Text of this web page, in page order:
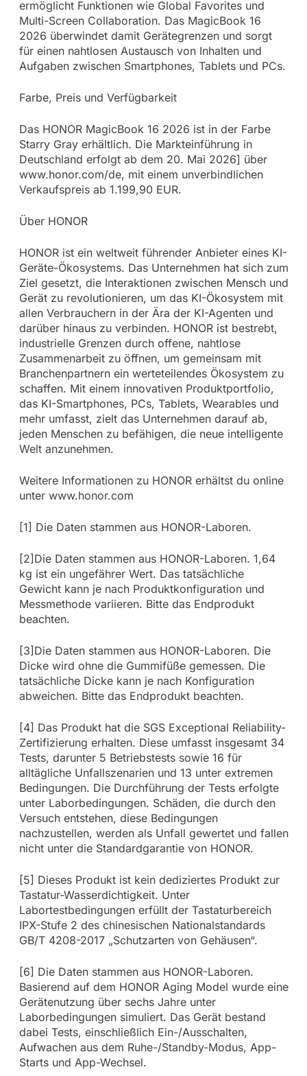
ermöglicht Funktionen wie Global Favorites und
Multi-Screen Collaboration. Das MagicBook 16
2026 überwindet damit Gerätegrenzen und sorgt
für einen nahtlosen Austausch von Inhalten und
Aufgaben zwischen Smartphones, Tablets und PCs.
Farbe, Preis und Verfügbarkeit
Das HONOR MagicBook 16 2026 ist in der Farbe
Starry Gray erhältlich. Die Markteinführung in
Deutschland erfolgt ab dem 20. Mai 2026] über
www.honor.com/de, mit einem unverbindlichen
Verkaufspreis ab 1.199,90 EUR.
Über HONOR
HONOR ist ein weltweit führender Anbieter eines KI-
Geräte-Ökosystems. Das Unternehmen hat sich zum
Ziel gesetzt, die Interaktionen zwischen Mensch und
Gerät zu revolutionieren, um das KI-Ökosystem mit
allen Verbrauchern in der Ära der KI-Agenten und
darüber hinaus zu verbinden. HONOR ist bestrebt,
industrielle Grenzen durch offene, nahtlose
Zusammenarbeit zu öffnen, um gemeinsam mit
Branchenpartnern ein werteteilendes Ökosystem zu
schaffen. Mit einem innovativen Produktportfolio,
das KI-Smartphones, PCs, Tablets, Wearables und
mehr umfasst, zielt das Unternehmen darauf ab,
jeden Menschen zu befähigen, die neue intelligente
Welt anzunehmen.
Weitere Informationen zu HONOR erhältst du online
unter www.honor.com
[1] Die Daten stammen aus HONOR-Laboren.
[2]Die Daten stammen aus HONOR-Laboren. 1,64
kg ist ein ungefährer Wert. Das tatsächliche
Gewicht kann je nach Produktkonfiguration und
Messmethode variieren. Bitte das Endprodukt
beachten.
[3]Die Daten stammen aus HONOR-Laboren. Die
Dicke wird ohne die Gummifüße gemessen. Die
tatsächliche Dicke kann je nach Konfiguration
abweichen. Bitte das Endprodukt beachten.
[4] Das Produkt hat die SGS Exceptional Reliability-
Zertifizierung erhalten. Diese umfasst insgesamt 34
Tests, darunter 5 Betriebstests sowie 16 für
alltägliche Unfallszenarien und 13 unter extremen
Bedingungen. Die Durchführung der Tests erfolgte
unter Laborbedingungen. Schäden, die durch den
Versuch entstehen, diese Bedingungen
nachzustellen, werden als Unfall gewertet und fallen
nicht unter die Standardgarantie von HONOR.
[5] Dieses Produkt ist kein dediziertes Produkt zur
Tastatur-Wasserdichtigkeit. Unter
Labortestbedingungen erfüllt der Tastaturbereich
IPX-Stufe 2 des chinesischen Nationalstandards
GB/T 4208-2017 „Schutzarten von Gehäusen“.
[6] Die Daten stammen aus HONOR-Laboren.
Basierend auf dem HONOR Aging Model wurde eine
Gerätenutzung über sechs Jahre unter
Laborbedingungen simuliert. Das Gerät bestand
dabei Tests, einschließlich Ein-/Ausschalten,
Aufwachen aus dem Ruhe-/Standby-Modus, App-
Starts und App-Wechsel.